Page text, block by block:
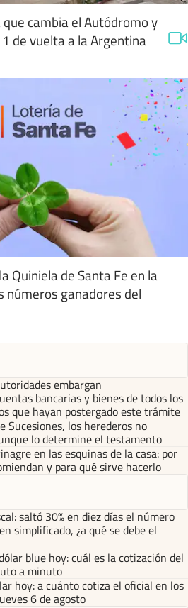
cambia el Autódromo y
de vuelta a la Argentina
Quiniela de Santa Fe en la
números ganadores del
embargan
bancarias y bienes de todos los
que hayan postergado este trámite
Sucesiones, los herederos no
lo determine el testamento
en las esquinas de la casa: por
y para qué sirve hacerlo
saltó 30% en diez días el número
simplificado, ¿a qué se debe el
blue hoy: cuál es la cotización del
a minuto
hoy: a cuánto cotiza el oficial en los
6 de agosto